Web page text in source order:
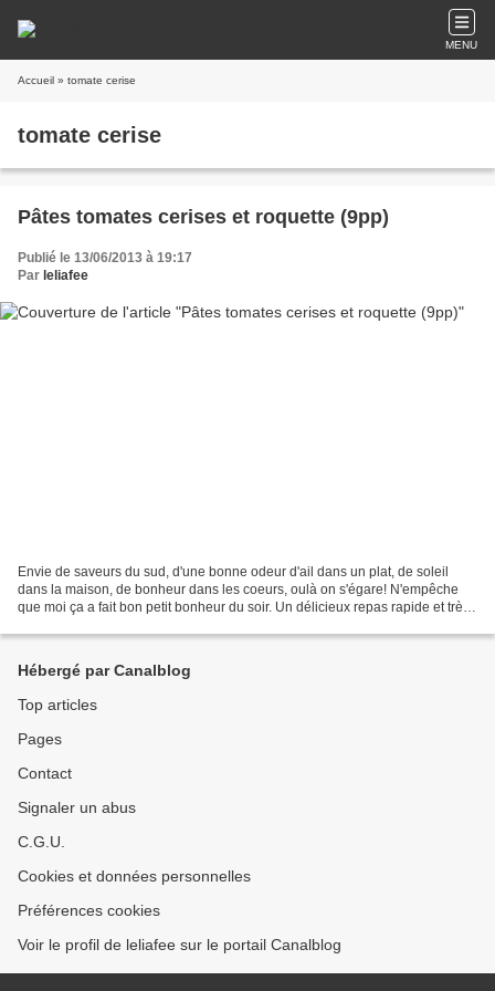
MENU
Accueil » tomate cerise
tomate cerise
Pâtes tomates cerises et roquette (9pp)
Publié le 13/06/2013 à 19:17
Par leliafee
Envie de saveurs du sud, d'une bonne odeur d'ail dans un plat, de soleil
dans la maison, de bonheur dans les coeurs, oulà on s'égare! N'empêche
que moi ça a fait bon petit bonheur du soir. Un délicieux repas rapide et très
Hébergé par Canalblog
Top articles
Pages
Contact
Signaler un abus
C.G.U.
Cookies et données personnelles
Préférences cookies
Voir le profil de leliafee sur le portail Canalblog